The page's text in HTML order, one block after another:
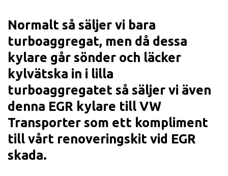
Normalt så säljer vi bara
turboaggregat, men då dessa
kylare går sönder och läcker
kylvätska in i lilla
turboaggregatet så säljer vi även
denna EGR kylare till VW
Transporter som ett kompliment
till vårt renoveringskit vid EGR
skada.